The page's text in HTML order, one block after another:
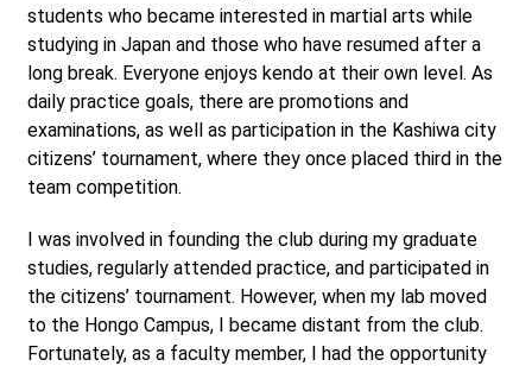
students who became interested in martial arts while
studying in Japan and those who have resumed after a
long break. Everyone enjoys kendo at their own level. As
daily practice goals, there are promotions and
examinations, as well as participation in the Kashiwa city
citizens’ tournament, where they once placed third in the
team competition.
I was involved in founding the club during my graduate
studies, regularly attended practice, and participated in
the citizens’ tournament. However, when my lab moved
to the Hongo Campus, I became distant from the club.
Fortunately, as a faculty member, I had the opportunity